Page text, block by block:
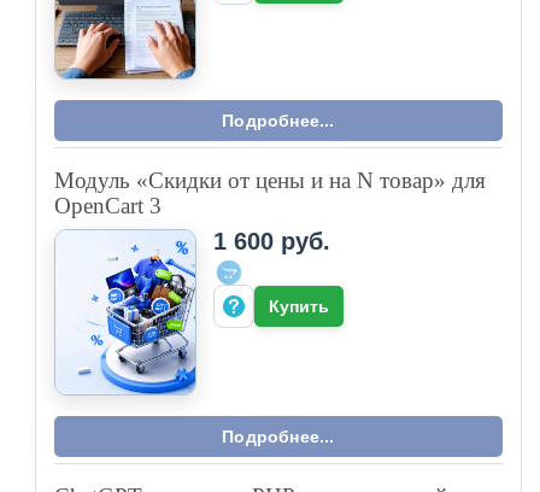
Подробнее...
Модуль «Скидки от цены и на N товар» для
OpenCart 3
1 600 руб.
Купить
Подробнее...